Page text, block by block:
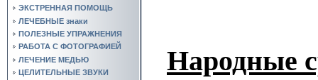
ЭКСТРЕННАЯ ПОМОЩЬ
ЛЕЧЕБНЫЕ знаки
ПОЛЕЗНЫЕ УПРАЖНЕНИЯ
РАБОТА С ФОТОГРАФИЕЙ
ЛЕЧЕНИЕ МЕДЬЮ
ЦЕЛИТЕЛЬНЫЕ ЗВУКИ
Народные